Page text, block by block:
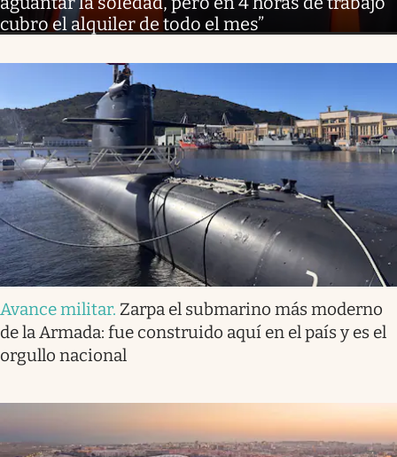
cubro el alquiler de todo el mes”
Avance militar. Zarpa el submarino más moderno
de la Armada: fue construido aquí en el país y es el
orgullo nacional